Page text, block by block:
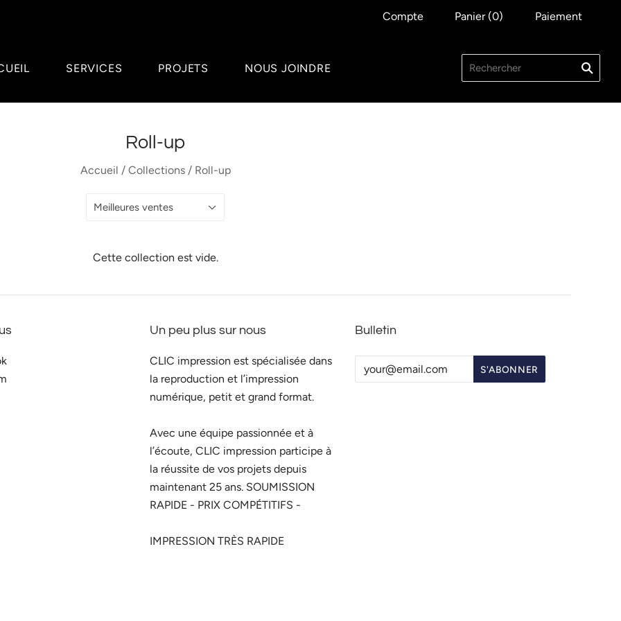
Compte Panier(0) Paiement
SERVICES PROJETS NOUS JOINDRE
Roll-up
Accueil / Collections / Roll-up
Meilleures ventes
Cette collection est vide.
Un peu plus sur nous
CLIC impression est spécialisée dans
la reproduction et l’impression
numérique, petit et grand format.
Avec une équipe passionnée et à
l’écoute, CLIC impression participe à
la réussite de vos projets depuis
maintenant 25 ans. SOUMISSION
RAPIDE - PRIX COMPÉTITIFS -
IMPRESSION TRÈS RAPIDE
Bulletin